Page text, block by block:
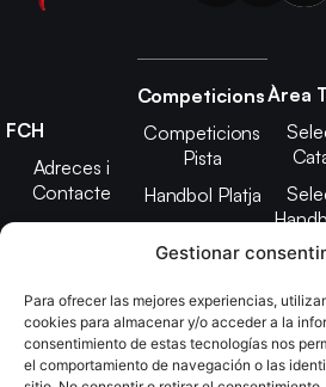
Gestionar
Para ofrecer las mejores experiencias,
cookies para almacenar y/o acceder a la
consentimiento de estas tecnologías nos
el comportamiento de navegación o las
FCH
Adreces i
Contacte
Junta Directiva
2025
Estatuts
Transparència
Competicions
Competicions
Pista
Handbol Platja
Àrea